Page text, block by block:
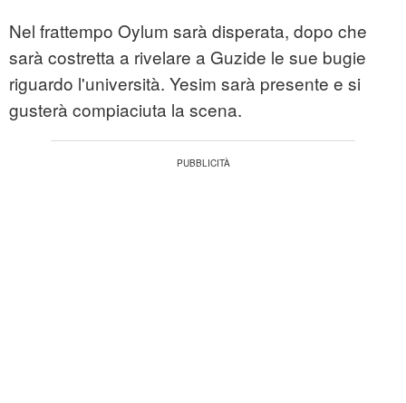
Nel frattempo Oylum sarà disperata, dopo che
sarà costretta a rivelare a Guzide le sue bugie
riguardo l'università. Yesim sarà presente e si
gusterà compiaciuta la scena.